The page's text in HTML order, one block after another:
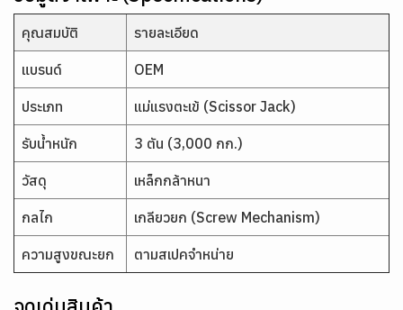
คุณสมบัติ รายละเอียด
แบรนด์ OEM
ประเภท แม่แรงตะเข้ (Scissor Jack)
รับน้ำหนัก 3 ตัน (3,000 กก.)
วัสดุ เหล็กกล้าหนา
กลไก เกลียวยก (Screw Mechanism)
ความสูงขณะยก ตามสเปคจำหน่าย